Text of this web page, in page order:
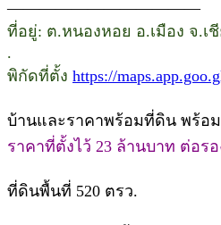
————————————
ที่อยู่: ต.หนองหอย อ.เมือง จ.เ
.
พิกัดที่ตั้ง https://
บ้านและราคาพร้อมที่ดิน พร้อ
ราคาที่ตั้งไว้ 23 ล้านบาท ต่อร
ที่ดินพื้นที่ 520 ตรว.